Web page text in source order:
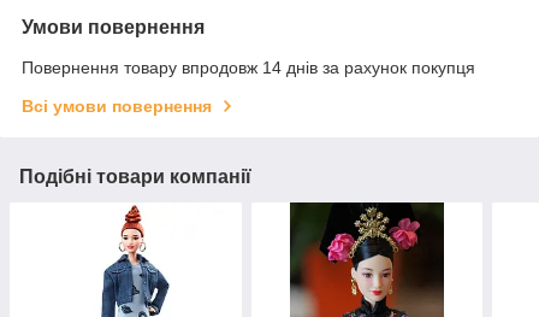
Умови повернення
Повернення товару впродовж 14 днів за рахунок покупця
Всі умови повернення
Подібні товари компанії